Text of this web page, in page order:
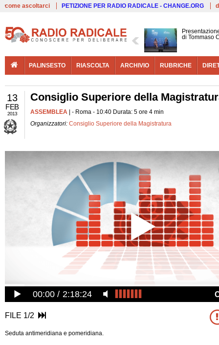
come ascoltarci PETIZIONE PER RADIO RADICALE - CHANGE.ORG
di Tommaso
PALINSESTO RIASCOLTA ARCHIVIO RUBRICHE
13
FEB
2013
Consiglio Superiore della
ASSEMBLEA | - Roma - 10:40 Durata: 5 ore 4 min
Organizzatori: Consiglio Superiore della Magistratura
00:00 2:18:24
FILE 1/2
Seduta antimeridiana e pomeridiana.